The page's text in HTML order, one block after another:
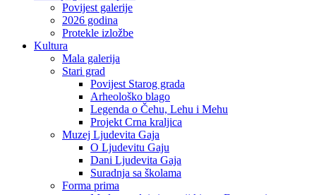
Povijest galerije
2026 godina
Protekle izložbe
Kultura
Mala galerija
Stari grad
Povijest Starog grada
Arheološko blago
Legenda o Čehu, Lehu i Mehu
Projekt Crna kraljica
Muzej Ljudevita Gaja
O Ljudevitu Gaju
Dani Ljudevita Gaja
Suradnja sa školama
Forma prima